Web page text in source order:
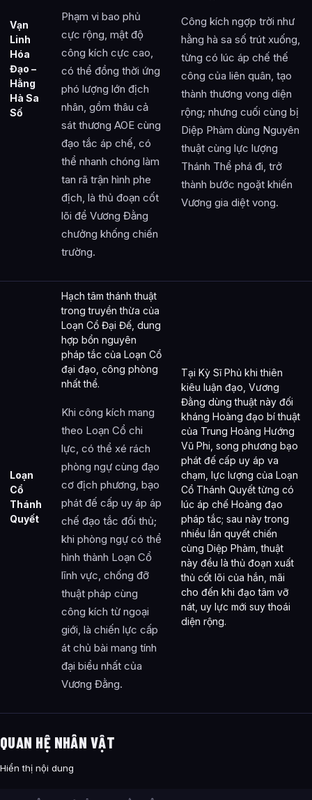
Vạn
Linh
Hóa
Đạo –
Hằng
Hà Sa
Số
Phạm vi bao phủ
cực rộng, mật độ
công kích cực cao,
có thể đồng thời ứng
phó lượng lớn địch
nhân, gồm thâu cả
sát thương AOE cùng
đạo tắc áp chế, có
thể nhanh chóng làm
tan rã trận hình phe
địch, là thủ đoạn cốt
lõi để Vương Đằng
chưởng khống chiến
trường.
Công kích ngợp trời như
hằng hà sa số trút xuống,
từng có lúc áp chế thế
công của liên quân, tạo
thành thương vong diện
rộng; nhưng cuối cùng bị
Diệp Phàm dùng Nguyên
thuật cùng lực lượng
Thánh Thể phá đi, trở
thành bước ngoặt khiến
Vương gia diệt vong.
Loạn
Cổ
Thánh
Quyết
Hạch tâm thánh thuật
trong truyền thừa của
Loạn Cổ Đại Đế, dung
hợp bổn nguyên
pháp tắc của Loạn Cổ
đại đạo, công phòng
nhất thể.
Khi công kích mang
theo Loạn Cổ chi
lực, có thể xé rách
phòng ngự cùng đạo
cơ địch phương, bạo
phát đế cấp uy áp áp
chế đạo tắc đối thủ;
khi phòng ngự có thể
hình thành Loạn Cổ
lĩnh vực, chống đỡ
thuật pháp cùng
công kích từ ngoại
giới, là chiến lực cấp
át chủ bài mang tính
đại biểu nhất của
Vương Đằng.
Tại Kỳ Sĩ Phủ khi thiên
kiêu luận đạo, Vương
Đằng dùng thuật này đối
kháng Hoàng đạo bí thuật
của Trung Hoàng Hướng
Vũ Phi, song phương bạo
phát đế cấp uy áp va
chạm, lực lượng của Loạn
Cổ Thánh Quyết từng có
lúc áp chế Hoàng đạo
pháp tắc; sau này trong
nhiều lần quyết chiến
cùng Diệp Phàm, thuật
này đều là thủ đoạn xuất
thủ cốt lõi của hắn, mãi
cho đến khi đạo tâm vỡ
nát, uy lực mới suy thoái
diện rộng.
QUAN HỆ NHÂN VẬT
Hiển thị nội dung